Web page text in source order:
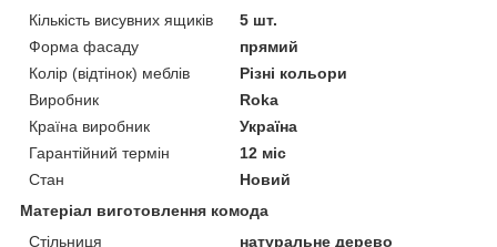
Кількість висувних ящиків
5 шт.
Форма фасаду
прямий
Колір (відтінок) меблів
Різні кольори
Виробник
Roka
Країна виробник
Україна
Гарантійний термін
12 міс
Стан
Новий
Матеріал виготовлення комода
Стільниця
натуральне дерево